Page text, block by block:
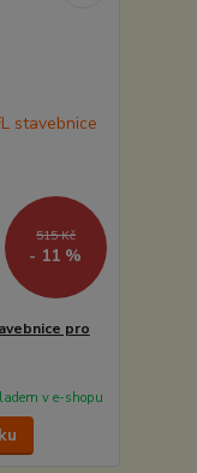
515 Kč
- 11 %
pro
v e-shopu